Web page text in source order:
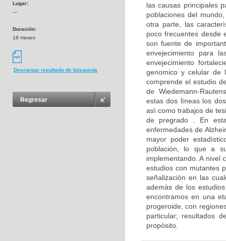
Lugar:
---
Duración:
18 meses
Descargar resultado de búsqueda
Regresar
las causas principales
poblaciones del
otra parte, las
poco frecuentes desde
son fuente de
envejecimiento para
envejecimiento
genomico y celular de
comprende el estudio
de Wiedemann-
estas dos lìneas los
asì como trabajos de
de pregrado . En
enfermedades de
mayor poder
población, lo que a
implementando. A nivel
estudios con mutantes
señalización en las
ademàs de los
encontramos en una
progeroide, con
particular; resultados
propòsito.